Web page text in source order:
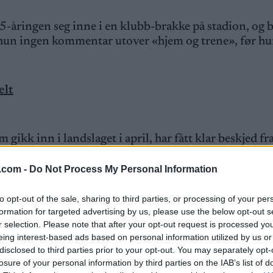
- Do Not Process My Personal Information
opt-out of the sale, sharing to third parties, or processing of your
for targeted advertising by us, please use the below opt-out
selection. Please note that after your opt-out request is processed
interest-based ads based on personal information utilized by us
to third parties prior to your opt-out. You may separately
of your personal information by third parties on the IAB’s list of
åringen seg inne i en klubb-brakke på stadion, og
ingen kommentar utover «hjem og trene», før
gikk inn i landslaget i april, har fått klar beskjed
Ulf Morten Aune.
i etterkant. Så jeg ser ingen grunn til å
om at det ikke er måten å gjøre det på, sier
har fått Aune og forbundet til å
som ble feil.